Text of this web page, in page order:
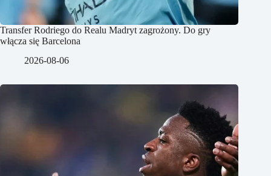
Transfer Rodriego do Realu Madryt zagrożony. Do gry
włącza się Barcelona
2026-08-06